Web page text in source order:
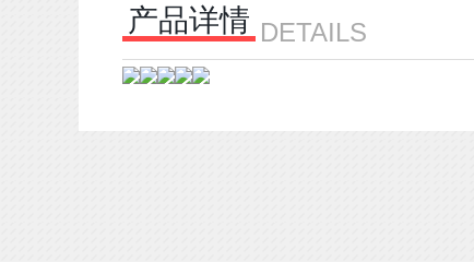
产品详情 DETAILS